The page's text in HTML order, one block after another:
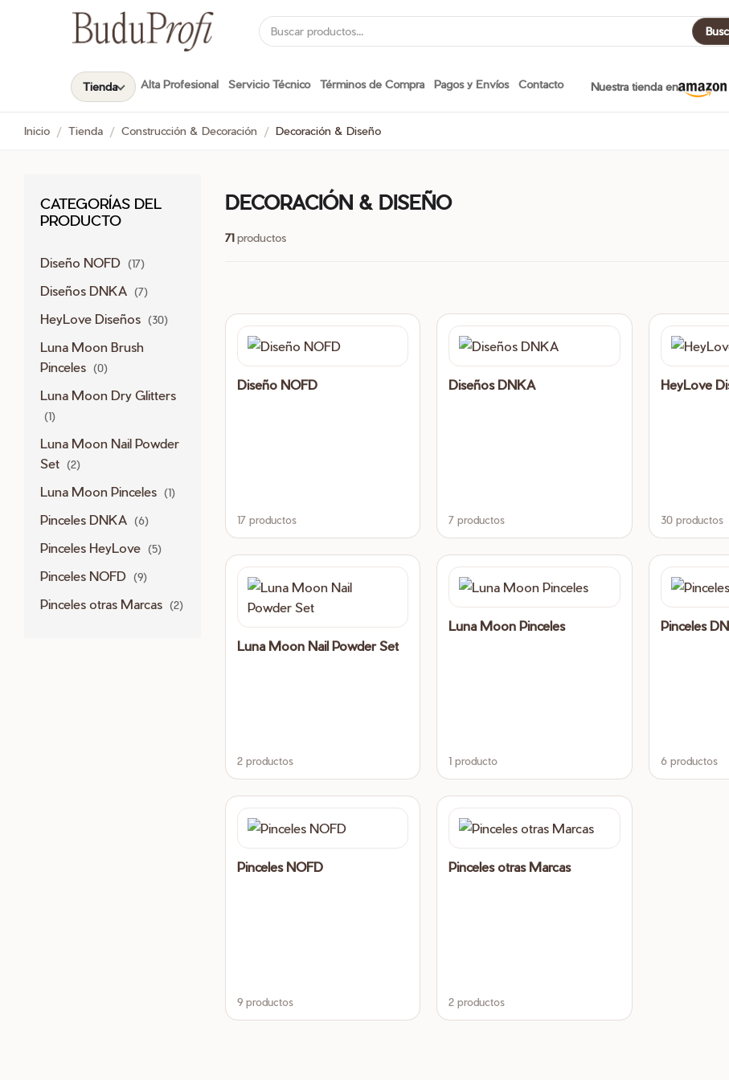
Buscar por:
Tienda Alta Profesional Servicio Técnico Términos de Compra Pagos y Envíos Contacto Nuestra tienda en
Inicio / Tienda / Construcción & Decoración / Decoración & Diseño
DECORACIÓN & DISEÑO
71 productos
Diseño NOFD
17 productos
Diseños DNKA
7 productos
HeyLove
30 productos
Luna Moon Nail Powder Set
2 productos
Luna Moon Pinceles
1 producto
Pinceles
6 productos
Pinceles NOFD
9 productos
Pinceles otras Marcas
2 productos
CATEGORÍAS DEL
PRODUCTO
Diseño NOFD (17)
Diseños DNKA (7)
HeyLove Diseños (30)
Luna Moon Brush
Pinceles (0)
Luna Moon Dry Glitters
(1)
Luna Moon Nail Powder
Set (2)
Luna Moon Pinceles (1)
Pinceles DNKA (6)
Pinceles HeyLove (5)
Pinceles NOFD (9)
Pinceles otras Marcas (2)